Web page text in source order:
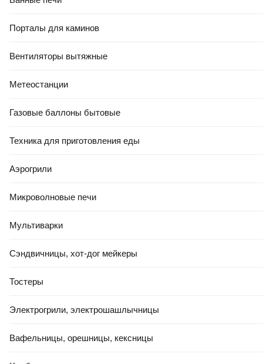
Порталы для каминов
Вентиляторы вытяжные
Метеостанции
Газовые баллоны бытовые
Техника для приготовления еды
Аэрогрили
Микроволновые печи
Мультиварки
Сэндвичницы, хот-дог мейкеры
Тостеры
Электрогрили, электрошашлычницы
Вафельницы, орешницы, кексницы